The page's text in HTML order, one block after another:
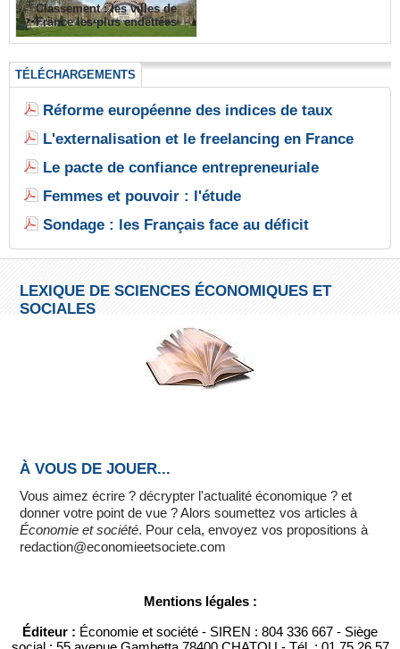
Classement : les villes de
France les plus endettées
TÉLÉCHARGEMENTS
Réforme européenne des indices de taux
L'externalisation et le freelancing en France
Le pacte de confiance entrepreneuriale
Femmes et pouvoir : l'étude
Sondage : les Français face au déficit
LEXIQUE DE SCIENCES ÉCONOMIQUES ET
SOCIALES
À VOUS DE JOUER...
Vous aimez écrire ? décrypter l'actualité économique ? et
donner votre point de vue ? Alors soumettez vos articles à
Économie et société. Pour cela, envoyez vos propositions à
redaction@economieetsociete.com
Mentions légales :
Éditeur : Économie et société - SIREN : 804 336 667 - Siège